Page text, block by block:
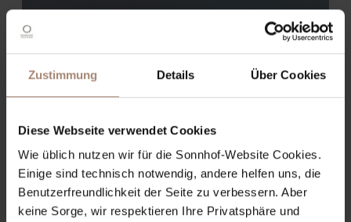
Zustimmung Details Über Cookies
Diese Webseite verwendet Cookies
Wie üblich nutzen wir für die Sonnhof-Website Cookies.
Einige sind technisch notwendig, andere helfen uns, die
Benutzerfreundlichkeit der Seite zu verbessern. Aber
keine Sorge, wir respektieren Ihre Privatsphäre und
Hikers Finest
ab483€pro Person
anzeigen Details